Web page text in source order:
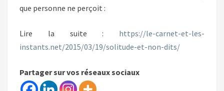
que personne ne perçoit :
Lire la suite : https://le-carnet-et-les-
instants.net/2015/03/19/solitude-et-non-dits/
Partager sur vos réseaux sociaux